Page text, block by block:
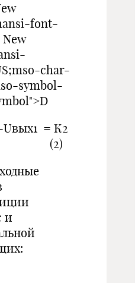
font-
char-
symbol-
= К2
. (2)
и